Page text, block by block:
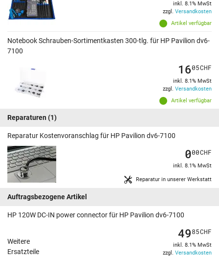
Artikel verfügbar
inkl. 8.1% MwSt
zzgl. Versandkosten
Notebook Schrauben-Sortimentkasten 300-tlg. für HP Pavilion dv6-
7100
Artikel verfügbar
1605CHF
inkl. 8.1% MwSt
zzgl. Versandkosten
Reparaturen (1)
Reparatur Kostenvoranschlag für HP Pavilion dv6-7100
Reparatur in unserer Werkstatt
000CHF
inkl. 8.1% MwSt
Auftragsbezogene Artikel
HP 120W DC-IN power connector für HP Pavilion dv6-7100
Weitere
Ersatzteile
4985CHF
inkl. 8.1% MwSt
zzgl. Versandkosten